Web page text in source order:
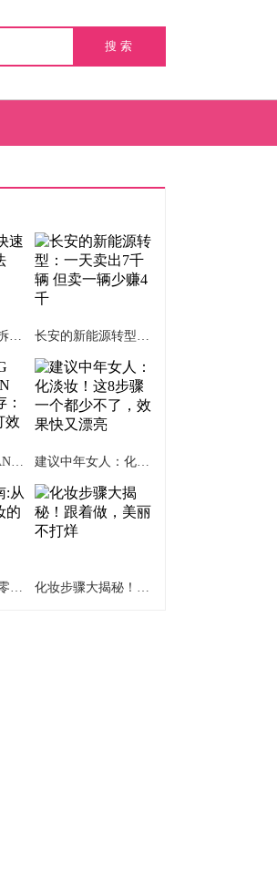
Word文档中快速拆分表格的方法 长安的新能源转型：一天卖出7千辆 但卖一辆少赚4千
威刚发布XPG LANCER NEON RGB DDR5内存：60%覆盖RGB灯效 建议中年女人：化淡妆！这8步骤一个都少不了，效果快又漂亮
淡妆新手指南:从零开始学习化妆的基本顺序 化妆步骤大揭秘！跟着做，美丽不打烊